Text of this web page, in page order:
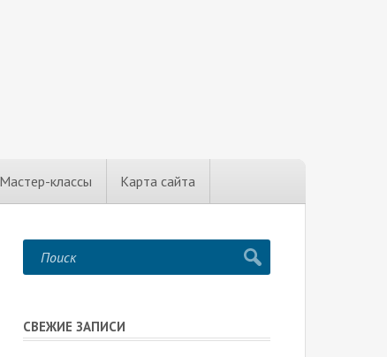
Мастер-классы Карта сайта
СВЕЖИЕ ЗАПИСИ